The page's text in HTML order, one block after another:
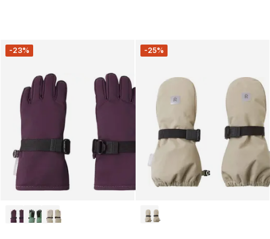
-23% -25%